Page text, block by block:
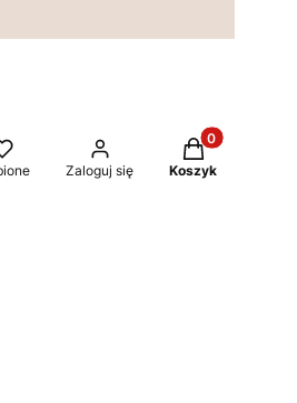
Zaloguj się
Produkty w
Koszyk